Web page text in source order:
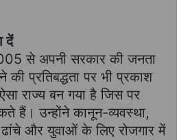
दें
से अपनी सरकार की जनता
की प्रतिबद्धता पर भी प्रकाश
राज्य बन गया है जिस पर
हैं। उन्होंने कानून-व्यवस्था,
ढांचे और युवाओं के लिए रोजगार में